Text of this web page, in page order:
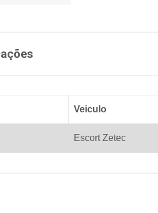
Veiculo
Escort Zetec